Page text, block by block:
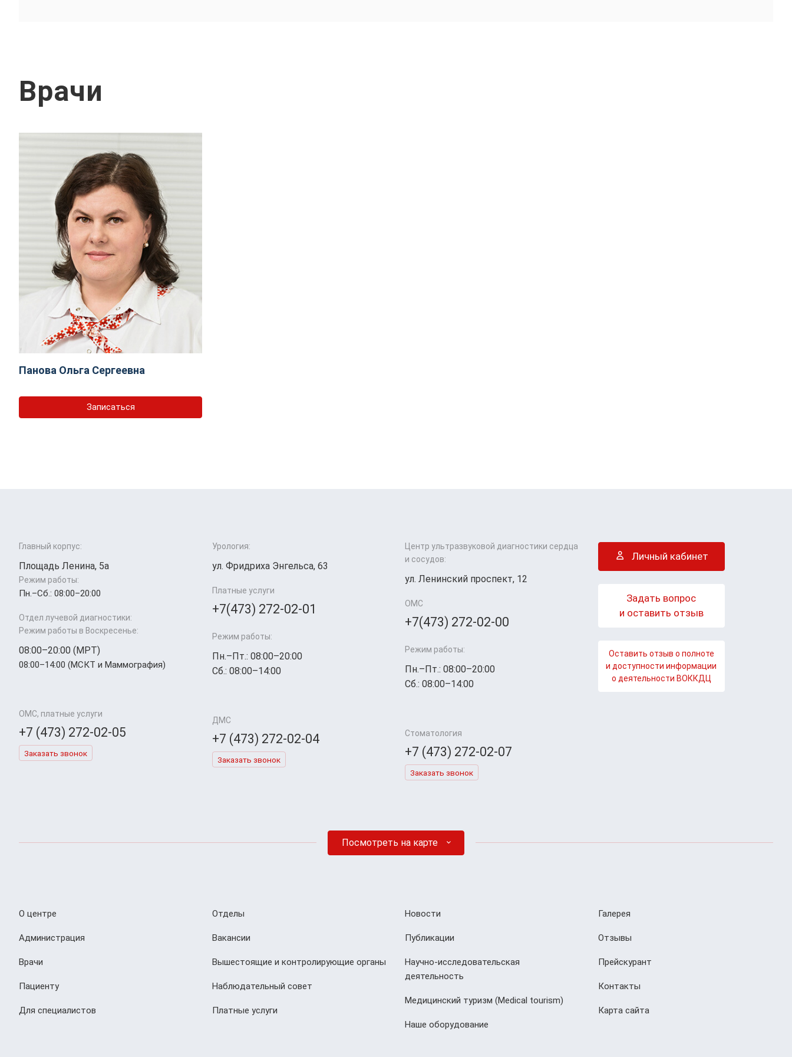
Врачи
Панова Ольга Сергеевна
Записаться
Главный корпус:
Площадь Ленина, 5а
Режим работы:
Пн.–Cб.: 08:00–20:00
Отдел лучевой диагностики:
Режим работы в Воскресенье:
08:00–20:00 (МРТ)
08:00–14:00 (МСКТ и Маммография)
ОМС, платные услуги
+7 (473) 272-02-05
Заказать звонок
Урология:
ул. Фридриха Энгельса, 63
Платные услуги
+7(473) 272-02-01
Режим работы:
Пн.–Пт.: 08:00–20:00
Сб.: 08:00–14:00
ДМС
+7 (473) 272-02-04
Заказать звонок
Центр ультразвуковой диагностики сердца
и сосудов:
ул. Ленинский проспект, 12
ОМС
+7(473) 272-02-00
Режим работы:
Пн.–Пт.: 08:00–20:00
Сб.: 08:00–14:00
Стоматология
+7 (473) 272-02-07
Заказать звонок
Личный кабинет
Задать вопрос
и оставить отзыв
Оставить отзыв о полноте
и доступности информации
о деятельности ВОККДЦ
Посмотреть на карте
О центре
Администрация
Врачи
Пациенту
Для специалистов
Отделы
Вакансии
Вышестоящие и контролирующие органы
Наблюдательный совет
Платные услуги
Новости
Публикации
Научно-исследовательская
деятельность
Медицинский туризм (Мedical tourism)
Наше оборудование
Галерея
Отзывы
Прейскурант
Контакты
Карта сайта